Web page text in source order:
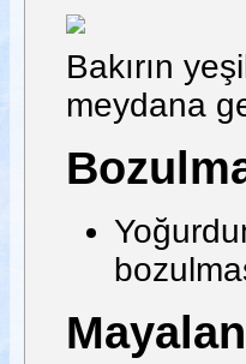
Bakırın
meydana